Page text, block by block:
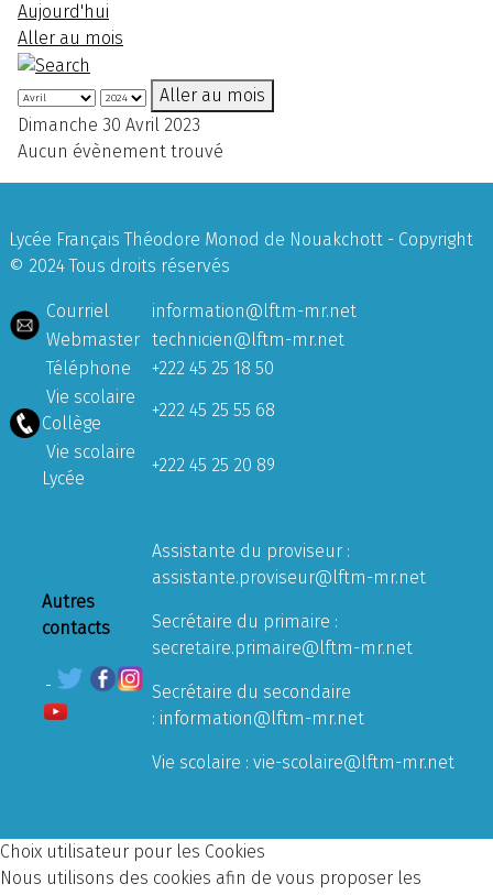
Aujourd'hui
Aller au mois
Aller au mois
Dimanche 30 Avril 2023
Aucun évènement trouvé
Lycée Français Théodore Monod de Nouakchott - Copyright
© 2024 Tous droits réservés
Courriel
information@lftm-mr.net
Webmaster technicien@lftm-mr.net
Téléphone
+222 45 25 18 50
Vie scolaire
Collège
+222 45 25 55 68
Vie scolaire
Lycée
+222 45 25 20 89
Autres
contacts
Assistante du proviseur :
assistante.proviseur@lftm-mr.net
Secrétaire du primaire :
secretaire.primaire@lftm-mr.net
Secrétaire du secondaire
: information@lftm-mr.net
Vie scolaire : vie-scolaire@lftm-mr.net
Choix utilisateur pour les Cookies
Nous utilisons des cookies afin de vous proposer les